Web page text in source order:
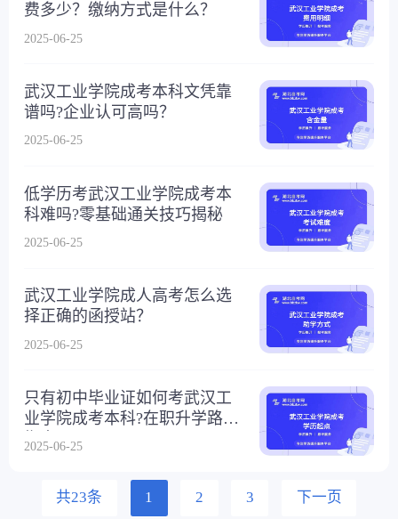
费多少？缴纳方式是什么？
2025-06-25
武汉工业学院成考本科文凭靠
谱吗?企业认可高吗？
2025-06-25
低学历考武汉工业学院成考本
科难吗?零基础通关技巧揭秘
2025-06-25
武汉工业学院成人高考怎么选
择正确的函授站？
2025-06-25
只有初中毕业证如何考武汉工
业学院成考本科?在职升学路径
指南
2025-06-25
共23条 1 2 3 下一页